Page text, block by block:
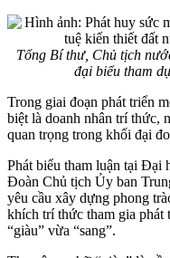
Tổng Bí thư, Chủ tịch
đại biểu tham
Trong giai đoạn phát triển
biệt là doanh nhân trí thức,
quan trọng trong khối đại
Phát biểu tham luận tại Đại
Đoàn Chủ tịch Ủy ban
yêu cầu xây dựng phong
khích trí thức tham gia phát
“giàu” vừa “sang”.